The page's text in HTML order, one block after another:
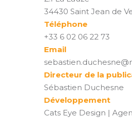
34430 Saint Jean de
Téléphone
+33 6 02 06 22 73
Email
Directeur de la
Sébastien Duchesne
Développement
Cats Eye Design |